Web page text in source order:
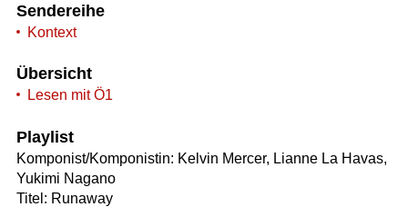
Sendereihe
Kontext
Übersicht
Lesen mit Ö1
Playlist
Komponist/Komponistin: Kelvin Mercer, Lianne La Havas,
Yukimi Nagano
Titel: Runaway